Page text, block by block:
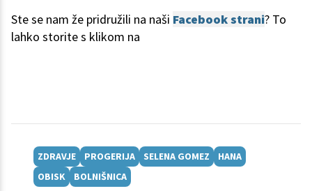
Ste se nam že pridružili na naši Facebook strani? To
lahko storite s klikom na
ZDRAVJE PROGERIJA SELENA GOMEZ
HANA
OBISK
BOLNIŠNICA